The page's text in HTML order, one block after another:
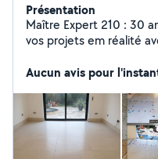
Présentation
Maître Expert 210 : 30
vos projets em réalité
Aucun avis pour